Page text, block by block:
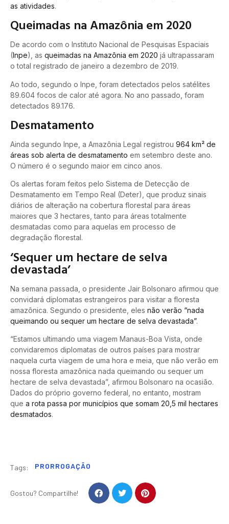
as atividades.
Queimadas na Amazônia em 2020
De acordo com o Instituto Nacional de Pesquisas Espaciais
(Inpe), as queimadas na Amazônia em 2020 já ultrapassaram
o total registrado de janeiro a dezembro de 2019.
Ao todo, segundo o Inpe, foram detectados pelos satélites
89.604 focos de calor até agora. No ano passado, foram
detectados 89.176.
Desmatamento
Ainda segundo Inpe, a Amazônia Legal registrou 964 km² de
áreas sob alerta de desmatamento em setembro deste ano.
O número é o segundo maior em cinco anos.
Os alertas foram feitos pelo Sistema de Detecção de
Desmatamento em Tempo Real (Deter), que produz sinais
diários de alteração na cobertura florestal para áreas
maiores que 3 hectares, tanto para áreas totalmente
desmatadas como para aquelas em processo de
degradação florestal.
‘Sequer um hectare de selva
devastada’
Na semana passada, o presidente Jair Bolsonaro afirmou que
convidará diplomatas estrangeiros para visitar a floresta
amazônica. Segundo o presidente, eles não verão “nada
queimando ou sequer um hectare de selva devastada”.
“Estamos ultimando uma viagem Manaus-Boa Vista, onde
convidaremos diplomatas de outros países para mostrar
naquela curta viagem de uma hora e meia, que não verão em
nossa floresta amazônica nada queimando ou sequer um
hectare de selva devastada”, afirmou Bolsonaro na ocasião.
Dados do próprio governo federal, no entanto, mostram
que a rota passa por municípios que somam 20,5 mil hectares
desmatados.
Tags: PRORROGAÇÃO
Gostou? Compartilhe!